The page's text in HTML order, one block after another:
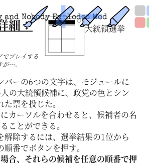
Nobody Explodes Mod
大統領選挙
細：
でプレイする
が…。
バーの6つの文字は、モジュールに
の大統領候補に、政党の色とシン
票を投じた。
カーソルを合わせると、候補者の名
ことができる。
解除するには、選挙結果の1位から
番でボタンを押す。
合、それらの候補を任意の順番で押